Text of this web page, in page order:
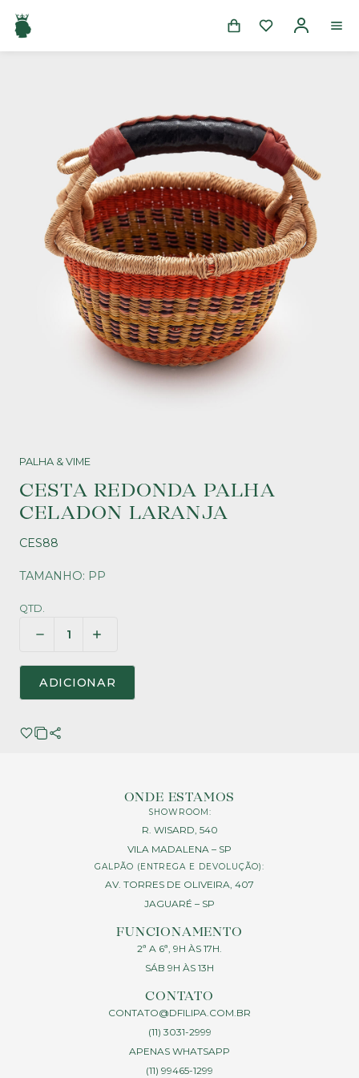
PALHA & VIME
CESTA REDONDA PALHA
CELADON LARANJA
CES88
TAMANHO: PP
QTD.
ADICIONAR
ONDE ESTAMOS
SHOWROOM:
R. WISARD, 540
VILA MADALENA – SP
GALPÃO (ENTREGA E DEVOLUÇÃO):
AV. TORRES DE OLIVEIRA, 407
JAGUARÉ – SP
FUNCIONAMENTO
2ª A 6ª, 9H ÀS 17H.
SÁB 9H ÀS 13H
CONTATO
CONTATO@DFILIPA.COM.BR
(11) 3031-2999
APENAS WHATSAPP
(11) 99465-1299